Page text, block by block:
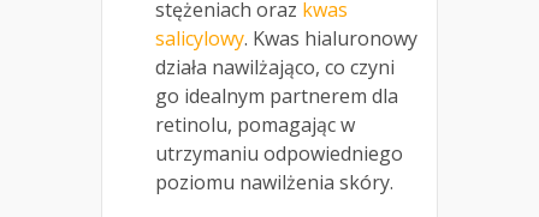
stężeniach oraz kwas
salicylowy. Kwas hialuronowy
działa nawilżająco, co czyni
go idealnym partnerem dla
retinolu, pomagając w
utrzymaniu odpowiedniego
poziomu nawilżenia skóry.